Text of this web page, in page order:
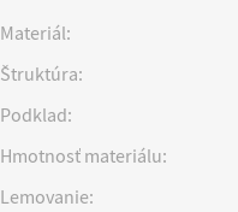
Materiál:
Štruktúra:
Podklad:
Hmotnosť materiálu:
Lemovanie: